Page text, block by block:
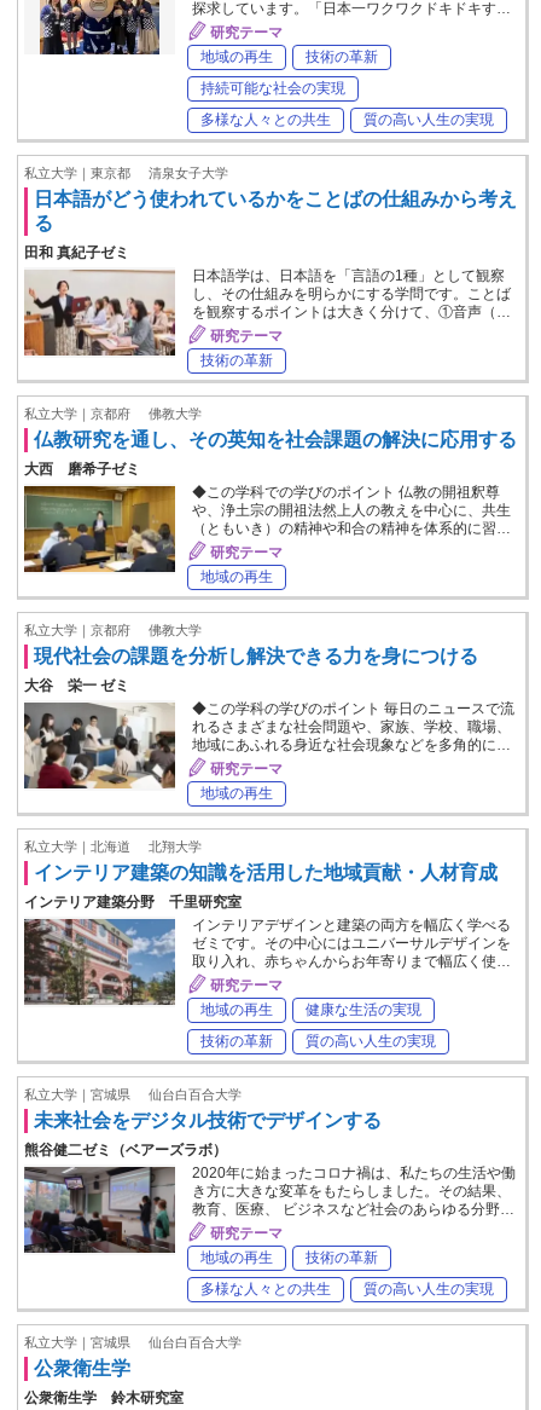
探求しています。「日本一ワクワクドキドキす…
研究テーマ
地域の再生
技術の革新
持続可能な社会の実現
多様な人々との共生
質の高い人生の実現
私立大学｜東京都 清泉女子大学
日本語がどう使われているかをことばの仕組みから考え
る
田和 真紀子ゼミ
日本語学は、日本語を「言語の1種」として観察
し、その仕組みを明らかにする学問です。ことば
を観察するポイントは大きく分けて、①音声（…
研究テーマ
技術の革新
私立大学｜京都府 佛教大学
仏教研究を通し、その英知を社会課題の解決に応用する
大西 磨希子ゼミ
◆この学科での学びのポイント 仏教の開祖釈尊
や、浄土宗の開祖法然上人の教えを中心に、共生
（ともいき）の精神や和合の精神を体系的に習…
研究テーマ
地域の再生
私立大学｜京都府 佛教大学
現代社会の課題を分析し解決できる力を身につける
大谷 栄一 ゼミ
◆この学科の学びのポイント 毎日のニュースで流
れるさまざまな社会問題や、家族、学校、職場、
地域にあふれる身近な社会現象などを多角的に…
研究テーマ
地域の再生
私立大学｜北海道 北翔大学
インテリア建築の知識を活用した地域貢献・人材育成
インテリア建築分野 千里研究室
インテリアデザインと建築の両方を幅広く学べる
ゼミです。その中心にはユニバーサルデザインを
取り入れ、赤ちゃんからお年寄りまで幅広く使…
研究テーマ
地域の再生
健康な生活の実現
技術の革新
質の高い人生の実現
私立大学｜宮城県 仙台白百合大学
未来社会をデジタル技術でデザインする
熊谷健二ゼミ（ベアーズラボ）
2020年に始まったコロナ禍は、私たちの生活や働
き方に大きな変革をもたらしました。その結果、
教育、医療、 ビジネスなど社会のあらゆる分野…
研究テーマ
地域の再生
技術の革新
多様な人々との共生
質の高い人生の実現
私立大学｜宮城県 仙台白百合大学
公衆衛生学
公衆衛生学 鈴木研究室